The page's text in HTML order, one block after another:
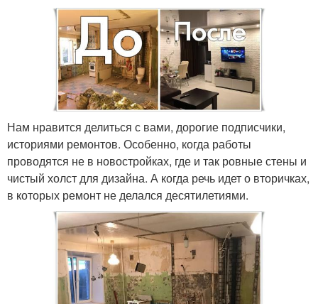
Нам нравится делиться с вами, дорогие подписчики,
историями ремонтов. Особенно, когда работы
проводятся не в новостройках, где и так ровные стены и
чистый холст для дизайна. А когда речь идет о вторичках,
в которых ремонт не делался десятилетиями.